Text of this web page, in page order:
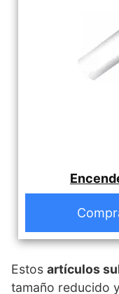
Estos artículos
tamaño reducido